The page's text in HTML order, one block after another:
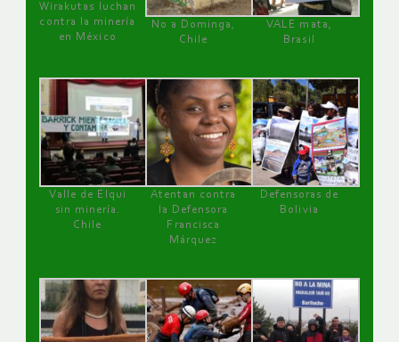
Wirakutas luchan
contra la minería
en México
No a Dominga,
Chile
VALE mata,
Brasil
Valle de Elqui
sin minería.
Chile
Atentan contra
la Defensora
Francisca
Márquez
Defensoras de
Bolivia